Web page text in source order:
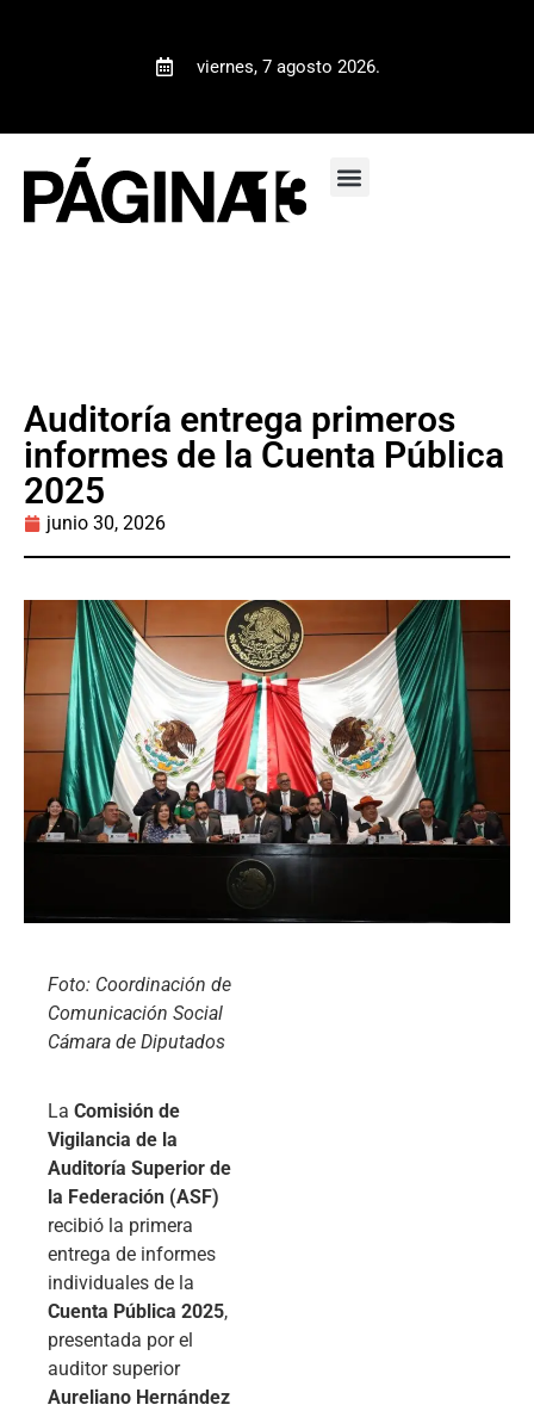
viernes, 7 agosto 2026.
Auditoría entrega primeros
informes de la Cuenta Pública
2025
junio 30, 2026
Foto: Coordinación de
Comunicación Social
Cámara de Diputados
La Comisión de
Vigilancia de la
Auditoría Superior de
la Federación (ASF)
recibió la primera
entrega de informes
individuales de la
Cuenta Pública 2025,
presentada por el
auditor superior
Aureliano Hernández